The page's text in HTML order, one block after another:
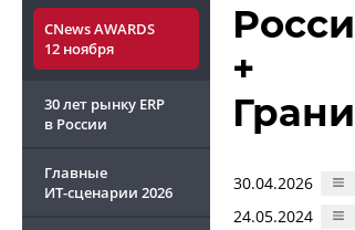
CNews AWARDS
12 ноября
30 лет рынку ERP
в России
Главные
ИТ-сценарии 2026
+
30.04.2026
24.05.2024